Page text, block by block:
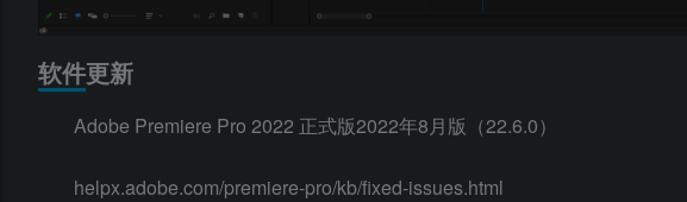
软件更新
Adobe Premiere Pro 2022 正式版2022年8月版（22.6.0）
helpx.adobe.com/premiere-pro/kb/fixed-issues.html